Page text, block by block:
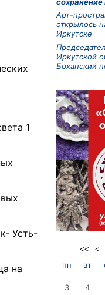
1
Усть-
на
Арт-
открылось
Иркутске
Иркутской
Боханский
<< <
пн вт
3
4